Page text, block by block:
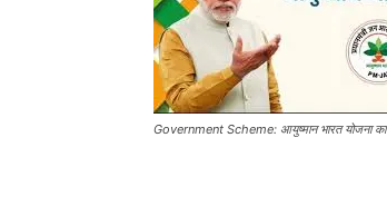
Government Scheme: आयुष्मान भारत योजना